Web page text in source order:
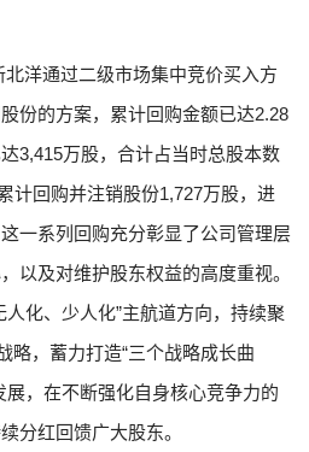
北洋通过二级市场集中竞价买入方
份的方案，累计回购金额已达2.28
3,415万股，合计占当时总股本数
计回购并注销股份1,727万股，进
一系列回购充分彰显了公司管理层
以及对维护股东权益的高度重视。
化、少人化”主航道方向，持续聚
略，蓄力打造“三个战略成长曲
展，在不断强化自身核心竞争力的
分红回馈广大股东。